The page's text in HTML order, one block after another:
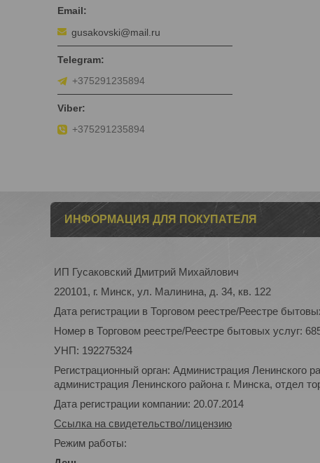
gusakovski@mail.ru
+375291235894
+375291235894
ИНФОРМАЦИЯ ДЛЯ ПОКУПАТЕЛЯ
ИП Гусаковский Дмитрий Михайлович
220101, г. Минск, ул. Малинина, д. 34, кв. 122
Дата регистрации в Торговом реестре/Реестре
Номер в Торговом реестре/Реестре бытовых услуг:
УНП: 192275324
Регистрационный орган: Администрация Ленинского
администрация Ленинского района г. Минска, отдел
Дата регистрации компании: 20.07.2014
Ссылка на свидетельство/лицензию
Режим работы: